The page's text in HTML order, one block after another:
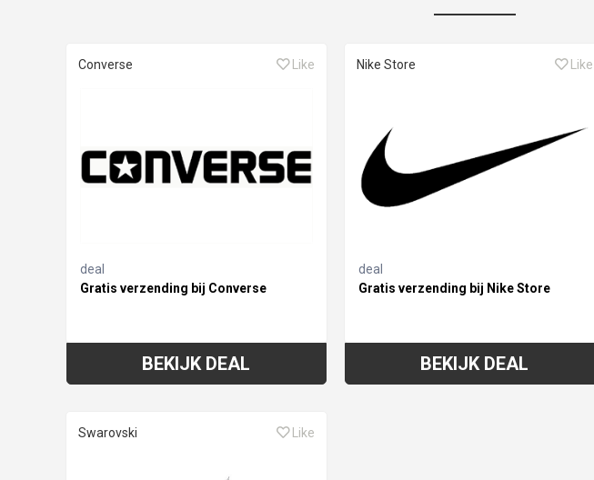
Converse Like
deal
Gratis verzending bij Converse
BEKIJK DEAL
Nike Store Like
deal
Gratis verzending bij Nike Store
BEKIJK DEAL
Swarovski Like